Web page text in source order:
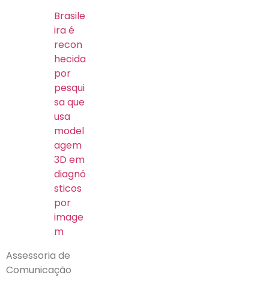
Brasile
ira é
recon
hecida
por
pesqui
sa que
usa
model
agem
3D em
diagnó
sticos
por
image
m
Assessoria de
Comunicação